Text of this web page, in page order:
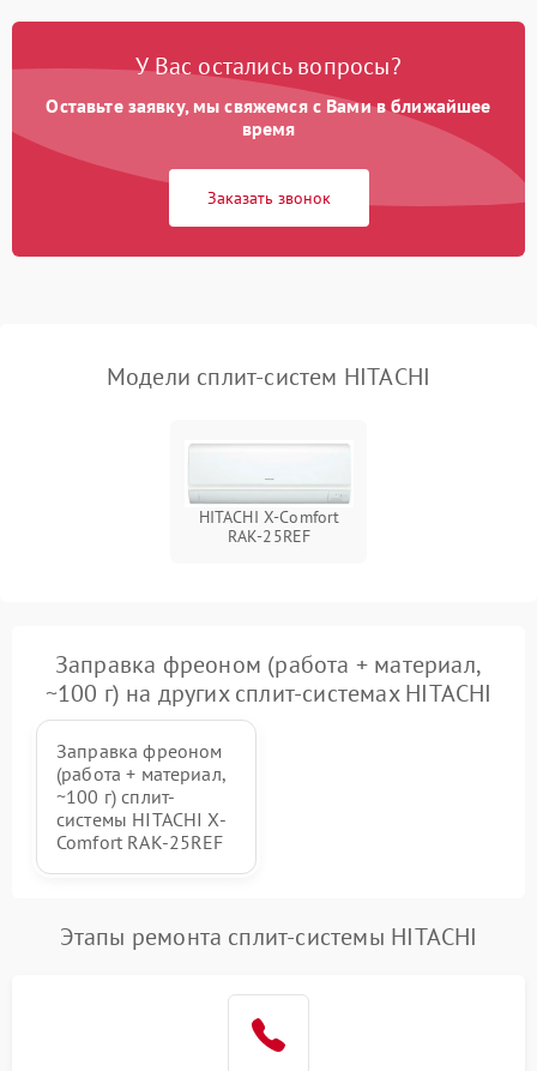
четырехходового клапана
Подробнее →
вентилятора
750 ₽ Подробнее →
У Вас остались вопросы?
Оставьте заявку, мы свяжемся с Вами в ближайшее
время
Заказать звонок
Модели сплит-систем HITACHI
HITACHI X-Comfort
RAK-25REF
Заправка фреоном (работа + материал,
~100 г) на других сплит-системах HITACHI
Заправка фреоном
(работа + материал,
~100 г) сплит-
системы HITACHI X-
Comfort RAK-25REF
Этапы ремонта сплит-системы HITACHI